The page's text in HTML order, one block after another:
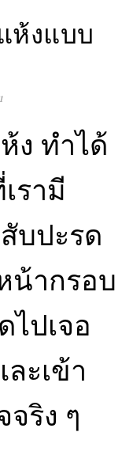
ห้งแบบ
ง ทำได้
รามี
บปะรด
น้ากรอบ
ไปเจอ
ะเข้า
ริง ๆ